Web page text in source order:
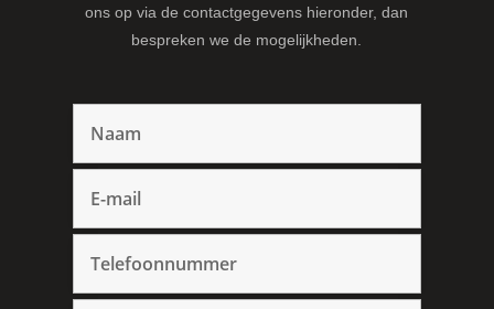
ons op via de contactgegevens hieronder, dan
bespreken we de mogelijkheden.